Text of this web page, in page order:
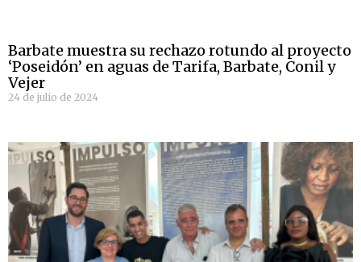
Barbate muestra su rechazo rotundo al proyecto
‘Poseidón’ en aguas de Tarifa, Barbate, Conil y
Vejer
24 de julio de 2024